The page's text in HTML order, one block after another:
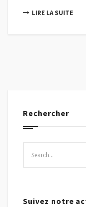
LIRE LA SUITE
Rechercher
Suivez notre